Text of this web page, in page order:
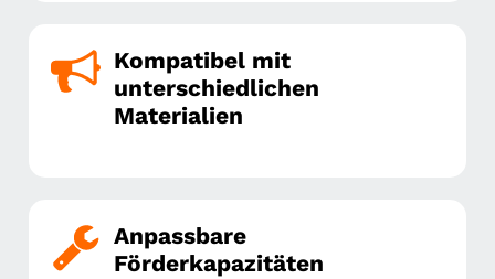
Kompatibel mit
unterschiedlichen
Materialien
Anpassbare
Förderkapazitäten